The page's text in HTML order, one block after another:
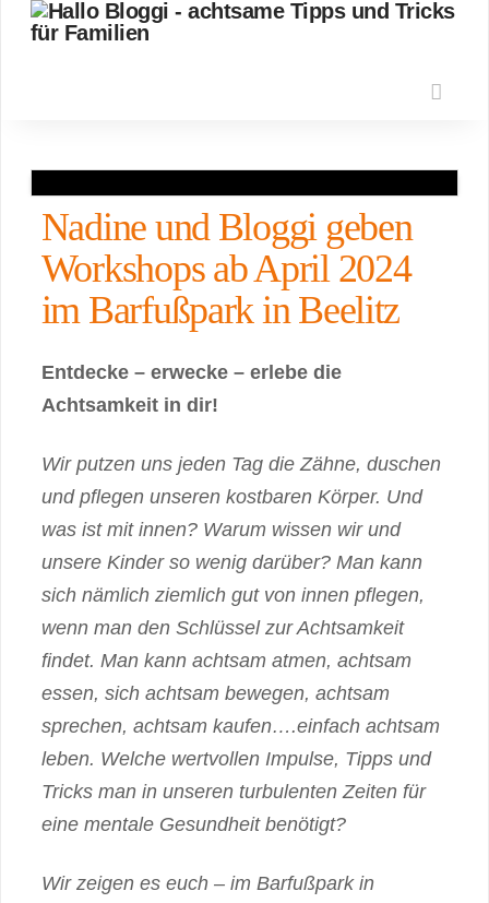
Nadine und Bloggi geben
Workshops ab April 2024
im Barfußpark in Beelitz
Entdecke – erwecke – erlebe die
Achtsamkeit in dir!
Wir putzen uns jeden Tag die Zähne, duschen
und pflegen unseren kostbaren Körper. Und
was ist mit innen? Warum wissen wir und
unsere Kinder so wenig darüber? Man kann
sich nämlich ziemlich gut von innen pflegen,
wenn man den Schlüssel zur Achtsamkeit
findet. Man kann achtsam atmen, achtsam
essen, sich achtsam bewegen, achtsam
sprechen, achtsam kaufen….einfach achtsam
leben. Welche wertvollen Impulse, Tipps und
Tricks man in unseren turbulenten Zeiten für
eine mentale Gesundheit benötigt?
Wir zeigen es euch – im Barfußpark in